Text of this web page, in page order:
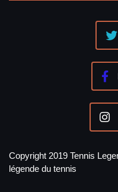
Copyright 2019 Tennis
légende du tennis